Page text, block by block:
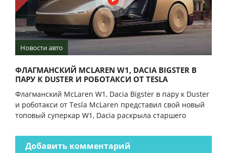
Новости авто
ФЛАГМАНСКИЙ MCLAREN W1, DACIA BIGSTER В
ПАРУ К DUSTER И РОБОТАКСИ ОТ TESLA
Флагманский McLaren W1, Dacia Bigster в пару к Duster
и роботакси от Tesla McLaren представил свой новый
топовый суперкар W1, Dacia раскрыла старшего
Добавить комментарий